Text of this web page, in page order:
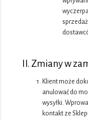
II. Zmiany w
Klient może
anulować do
wysyłki.
kontakt ze